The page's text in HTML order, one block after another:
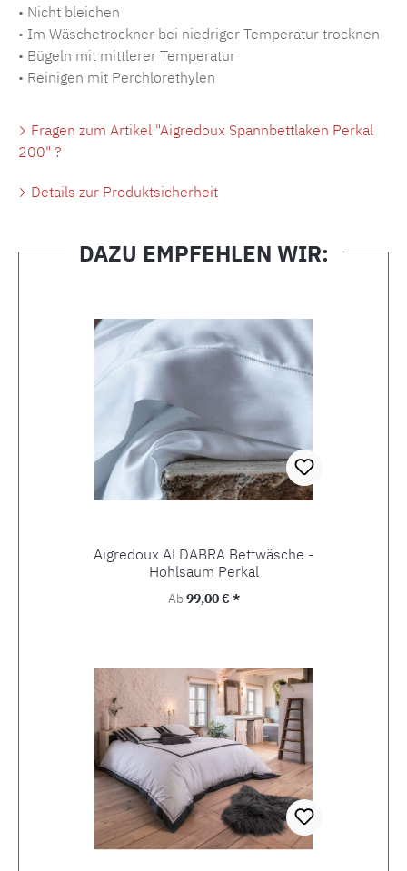
• Nicht bleichen
• Im Wäschetrockner bei niedriger Temperatur trocknen
• Bügeln mit mittlerer Temperatur
• Reinigen mit Perchlorethylen
Fragen zum Artikel "Aigredoux Spannbettlaken Perkal
200" ?
Details zur Produktsicherheit
DAZU EMPFEHLEN WIR:
Aigredoux ALDABRA Bettwäsche -
Hohlsaum Perkal
Regulärer Preis:
Ab99,00 € *